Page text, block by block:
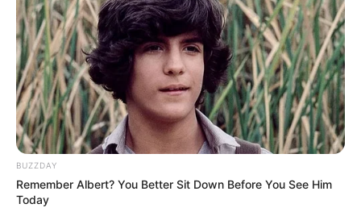
Bahkan lagu ini mencapai posisi pertama di BBC Asian Music
Chart dan posisi ke-4 di Billboard’s Top Triller Global Chart.
Baca juga:Biodata, Profil, dan Fakta Minnie Ida Anderson
BUZZDAY
Remember Albert? You Better Sit Down Before You See Him
Today